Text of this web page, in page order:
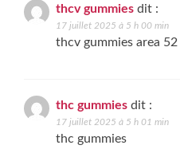
thcv gummies dit :
17 juillet 2025 à 5 h 00 min
thcv gummies area 52
thc gummies dit :
17 juillet 2025 à 5 h 01 min
thc gummies